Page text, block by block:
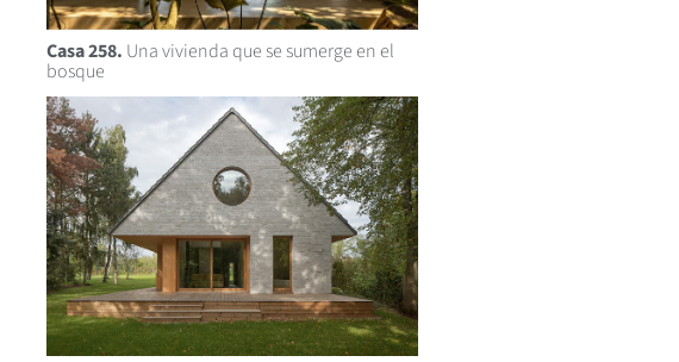
Casa 258. Una vivienda que se sumerge en el
bosque